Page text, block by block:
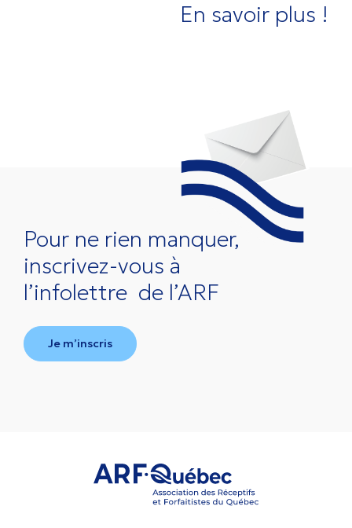
En savoir plus !
Pour ne rien manquer,
inscrivez-vous à
l’infolettre de l’ARF
Je m’inscris